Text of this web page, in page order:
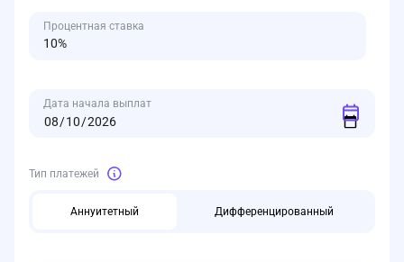
Процентная ставка
Дата начала выплат
Тип платежей
Аннуитетный Дифференцированный